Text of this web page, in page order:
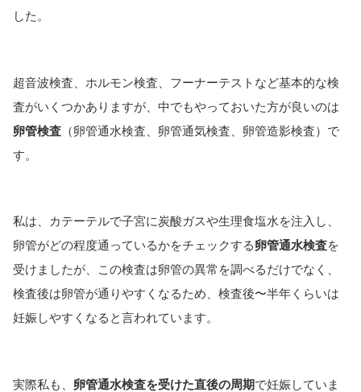
した。
超音波検査、ホルモン検査、フーナーテストなど基本的な検
査がいくつかありますが、中でもやっておいた方が良いのは
卵管検査 （卵管通水検査、卵管通気検査、卵管造影検査）で
す。
私は、カテーテルで子宮に炭酸ガスや生理食塩水を注入し、
卵管がどの程度通っているかをチェックする卵管通水検査を
受けましたが、この検査は卵管の異常を調べるだけでなく、
検査後は卵管が通りやすくなるため、検査後〜半年くらいは
妊娠しやすくなると言われています。
実際私も、 卵管通水検査を受けた直後の周期で妊娠していま